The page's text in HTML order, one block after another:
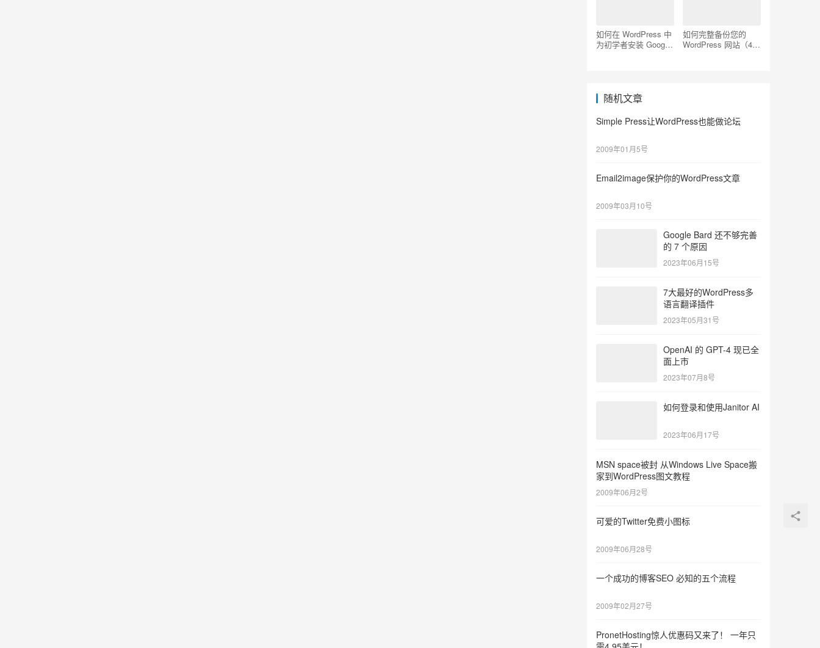
如何在 WordPress 中
为初学者安装 Google
如何完整备份您的
WordPress 网站（4
随机文章
Simple Press让WordPress也能做论坛
2009年01月5号
Email2image保护你的WordPress文章
2009年03月10号
Google Bard 还不够完善
的 7 个原因
2023年06月15号
7大最好的WordPress多
语言翻译插件
2023年05月31号
OpenAI 的 GPT-4 现已全
面上市
2023年07月8号
如何登录和使用Janitor AI
2023年06月17号
MSN space被封 从Windows Live Space搬
家到WordPress图文教程
2009年06月2号
可爱的Twitter免费小图标
2009年06月28号
一个成功的博客SEO 必知的五个流程
2009年02月27号
PronetHosting惊人优惠码又来了！ 一年只